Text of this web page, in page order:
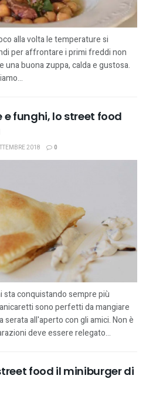
alla volta le temperature si
per affrontare i primi freddi non
una buona zuppa, calda e gustosa.
funghi, lo street food
2018 0
conquistando sempre più
sono perfetti da mangiare
all'aperto con gli amici. Non è
deve essere relegato...
food il miniburger di